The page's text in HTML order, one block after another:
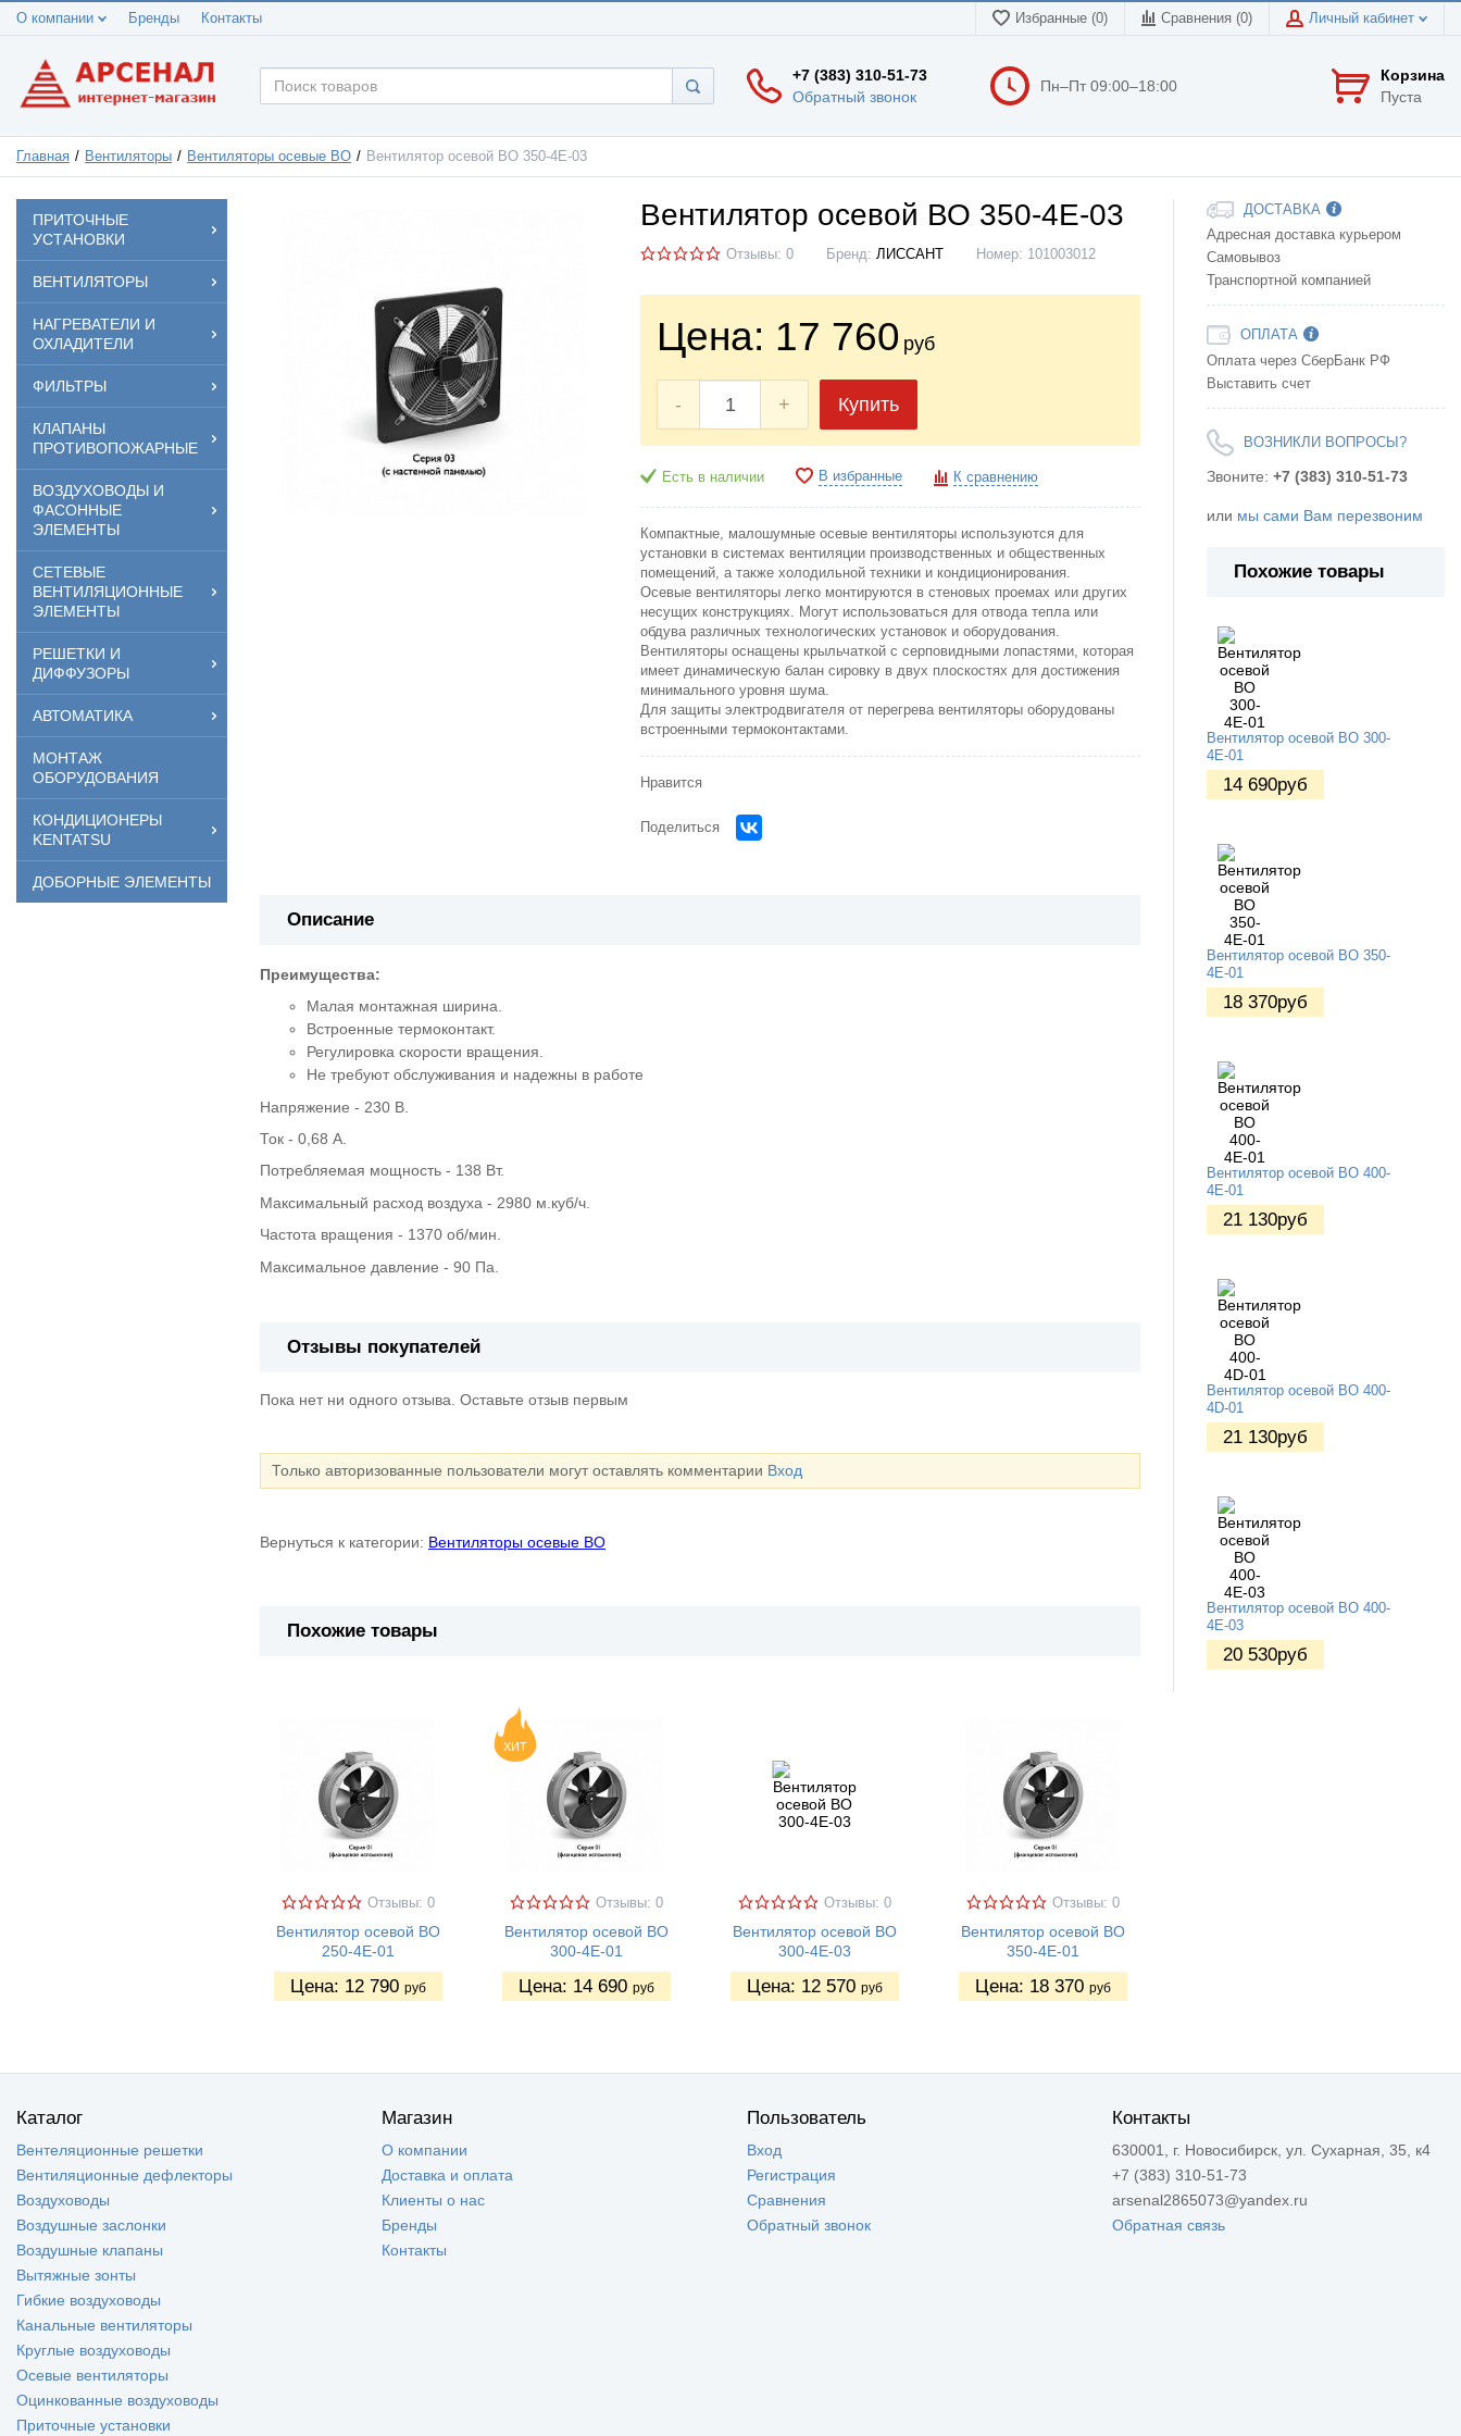
О компании Бренды Контакты Избранные (0) Сравнения (0) Личный кабинет
+7 (383) 310-51-73
Обратный звонок
Пн–Пт 09:00–18:00
Корзина
Пуста
Главная Вентиляторы Вентиляторы осевые ВО Вентилятор осевой ВО 350-4Е-03
ПРИТОЧНЫЕ
УСТАНОВКИ
ВЕНТИЛЯТОРЫ
НАГРЕВАТЕЛИ И
ОХЛАДИТЕЛИ
ФИЛЬТРЫ
КЛАПАНЫ
ПРОТИВОПОЖАРНЫЕ
ВОЗДУХОВОДЫ И
ФАСОННЫЕ
ЭЛЕМЕНТЫ
СЕТЕВЫЕ
ВЕНТИЛЯЦИОННЫЕ
ЭЛЕМЕНТЫ
РЕШЕТКИ И
ДИФФУЗОРЫ
АВТОМАТИКА
МОНТАЖ
ОБОРУДОВАНИЯ
КОНДИЦИОНЕРЫ
KENTATSU
ДОБОРНЫЕ ЭЛЕМЕНТЫ
Вентилятор осевой ВО 350-4Е-03
Отзывы: 0 Бренд: ЛИССАНТ Номер: 101003012
Цена: 17 760 руб
- + Купить
Есть в наличии В избранные К сравнению
Компактные, малошумные осевые вентиляторы используются для
установки в системах вентиляции производственных и общественных
помеще­ний, а также холодильной техники и кондиционирования.
Осевые вентиляторы легко монтируются в стеновых проемах или других
несущих конструкциях. Могут использоваться для отвода тепла или
обдува различных технологических установок и оборудования.
Вентиляторы оснащены крыльчаткой с серповидными лопастями, которая
имеет динамическую балан сировку в двух плоскостях для достижения
минимального уровня шума.
Для защиты электродвигателя от перегрева вентиляторы оборудованы
встроенными термоконтактами.
Нравится
Поделиться
Описание
Преимущества:
Малая монтажная ширина.
Встроенные термоконтакт.
Регулировка скорости вращения.
Не требуют обслуживания и надежны в работе
Напряжение - 230 В.
Ток - 0,68 А.
Потребляемая мощность - 138 Вт.
Максимальный расход воздуха - 2980 м.куб/ч.
Частота вращения - 1370 об/мин.
Максимальное давление - 90 Па.
Отзывы покупателей
Пока нет ни одного отзыва. Оставьте отзыв первым
Только авторизованные пользователи могут оставлять комментарии Вход
Вернуться к категории: Вентиляторы осевые ВО
Похожие товары
Отзывы: 0
Вентилятор осевой ВО
250-4Е-01
Цена: 12 790 руб
ХИТ
Отзывы: 0
Вентилятор осевой ВО
300-4Е-01
Цена: 14 690 руб
Отзывы: 0
Вентилятор осевой ВО
300-4Е-03
Цена: 12 570 руб
Отзывы: 0
Вентилятор осевой ВО
350-4Е-01
Цена: 18 370 руб
ДОСТАВКА
Адресная доставка курьером
Самовывоз
Транспортной компанией
ОПЛАТА
Оплата через СберБанк РФ
Выставить счет
ВОЗНИКЛИ ВОПРОСЫ?
Звоните: +7 (383) 310-51-73
или мы сами Вам перезвоним
Похожие товары
Вентилятор осевой ВО 300-
4Е-01
14 690руб
Вентилятор осевой ВО 350-
4Е-01
18 370руб
Вентилятор осевой ВО 400-
4Е-01
21 130руб
Вентилятор осевой ВО 400-
4D-01
21 130руб
Вентилятор осевой ВО 400-
4Е-03
20 530руб
Каталог
Вентеляционные решетки
Вентиляционные дефлекторы
Воздуховоды
Воздушные заслонки
Воздушные клапаны
Вытяжные зонты
Гибкие воздуховоды
Канальные вентиляторы
Круглые воздуховоды
Осевые вентиляторы
Оцинкованные воздуховоды
Приточные установки
Магазин
О компании
Доставка и оплата
Клиенты о нас
Бренды
Контакты
Пользователь
Вход
Регистрация
Сравнения
Обратный звонок
Контакты
630001, г. Новосибирск, ул. Сухарная, 35, к4
+7 (383) 310-51-73
arsenal2865073@yandex.ru
Обратная связь